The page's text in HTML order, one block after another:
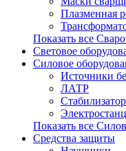
Плазменная
Показать все
Световое
Силовое
Источники
ЛАТР
Показать все
Средства защиты